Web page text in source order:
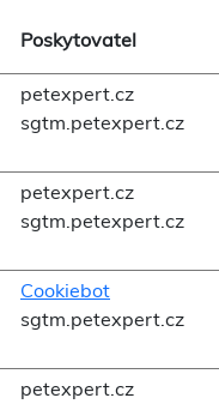
Poskytovatel
petexpert.cz
sgtm.petexpert.cz
petexpert.cz
sgtm.petexpert.cz
Cookiebot
sgtm.petexpert.cz
petexpert.cz